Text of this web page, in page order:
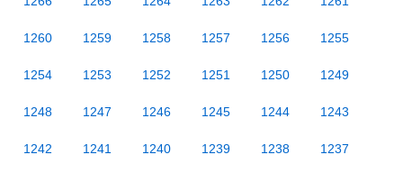
1260 1259 1258 1257 1256 1255
1254 1253 1252 1251 1250 1249
1248 1247 1246 1245 1244 1243
1242 1241 1240 1239 1238 1237